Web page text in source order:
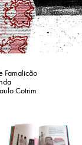
Famalicão
Cotrim